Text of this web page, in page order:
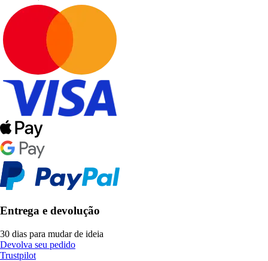
Entrega e devolução
30 dias para mudar de ideia
Devolva seu pedido
Trustpilot